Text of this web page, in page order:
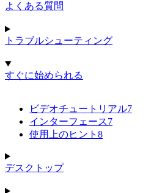
よくある質問
トラブルシューティング
すぐに始められる
ビデオチュートリアル7
インターフェース7
使用上のヒント 8
デスクトップ